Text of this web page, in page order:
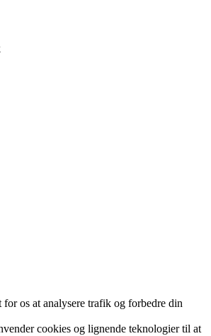
os at analysere trafik og forbedre din
cookies og lignende teknologier til at